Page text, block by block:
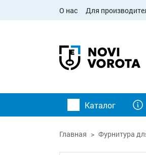
О нас Для
Каталог
Главная Фурнитура